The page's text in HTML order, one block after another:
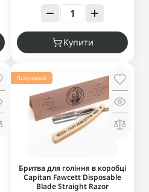
Купити
Популярний
Бритва для гоління в коробці
Capitan Fawcett Disposable
Blade Straight Razor